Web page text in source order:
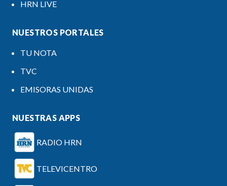
HRN LIVE
NUESTROS PORTALES
TU NOTA
TVC
EMISORAS UNIDAS
NUESTRAS APPS
RADIO HRN
TELEVICENTRO